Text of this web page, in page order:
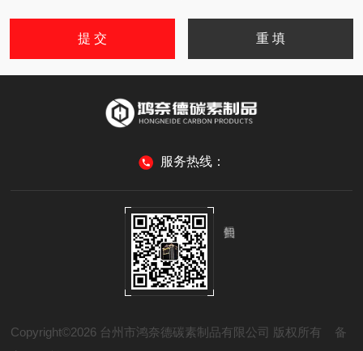
服务热线：
Copyright©2026 台州市鸿奈德碳素制品有限公司 版权所有 备